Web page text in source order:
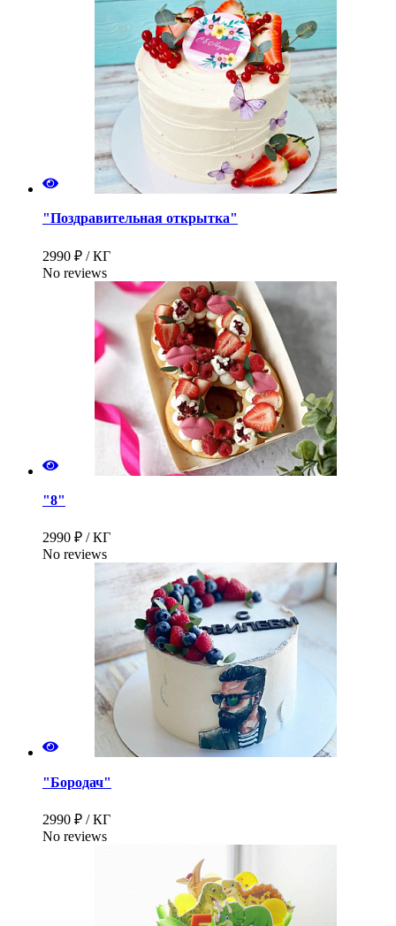
"Поздравительная открытка"
2990 ₽ / КГ
No reviews
"8"
2990 ₽ / КГ
No reviews
"Бородач"
2990 ₽ / КГ
No reviews